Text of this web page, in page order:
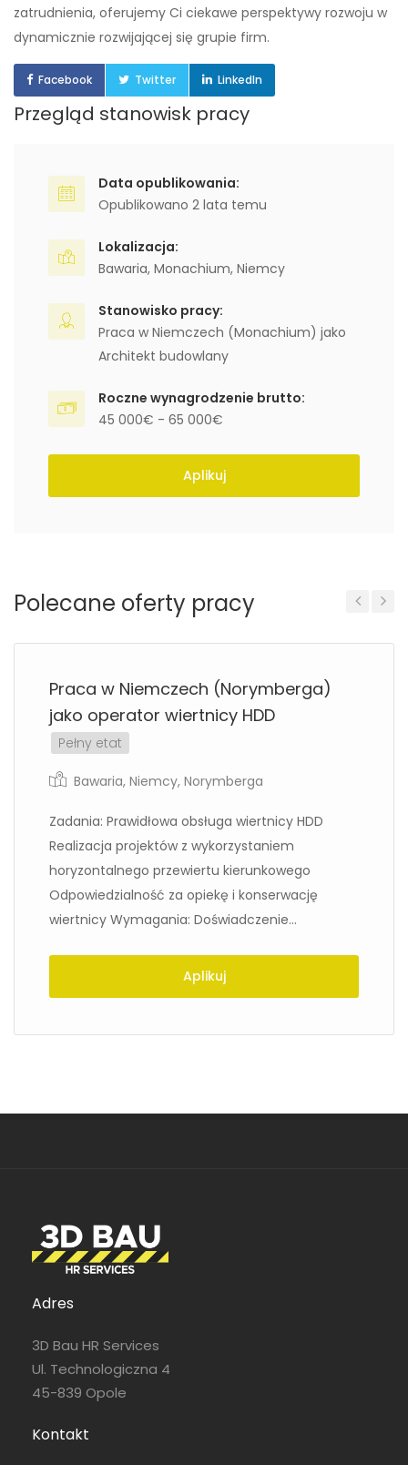
zatrudnienia, oferujemy Ci ciekawe perspektywy rozwoju w
dynamicznie rozwijającej się grupie firm.
Facebook Twitter LinkedIn
Przegląd stanowisk pracy
Data opublikowania:
Opublikowano 2 lata temu
Lokalizacja:
Bawaria, Monachium, Niemcy
Stanowisko pracy:
Praca w Niemczech (Monachium) jako
Architekt budowlany
Roczne wynagrodzenie brutto:
45 000€ - 65 000€
Aplikuj
Polecane oferty pracy
Praca w Niemczech (Norymberga)
jako operator wiertnicy HDD
Pełny etat
Bawaria, Niemcy, Norymberga
Zadania: Prawidłowa obsługa wiertnicy HDD
Realizacja projektów z wykorzystaniem
horyzontalnego przewiertu kierunkowego
Odpowiedzialność za opiekę i konserwację
wiertnicy Wymagania: Doświadczenie...
Aplikuj
Adres
3D Bau HR Services
Ul. Technologiczna 4
45-839 Opole
Kontakt